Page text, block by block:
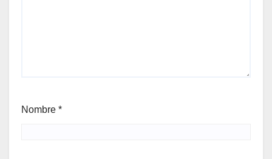
Nombre *